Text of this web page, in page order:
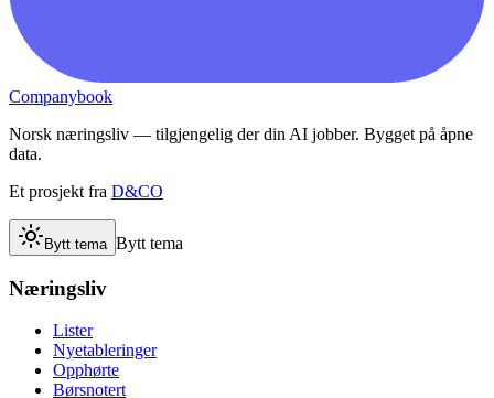
Companybook
Norsk næringsliv — tilgjengelig der din AI jobber. Bygget på åpne
data.
Et prosjekt fra D&CO
Bytt tema Bytt tema
Næringsliv
Lister
Nyetableringer
Opphørte
Børsnotert